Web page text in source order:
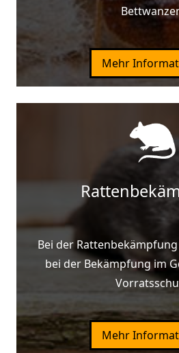
Mehr
Bei der
bei der Bekämpfung im
Mehr